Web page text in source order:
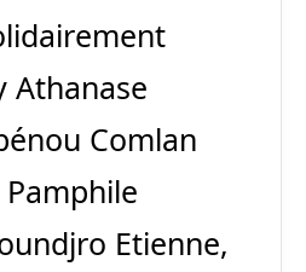
Athanase
Comlan
Etienne,